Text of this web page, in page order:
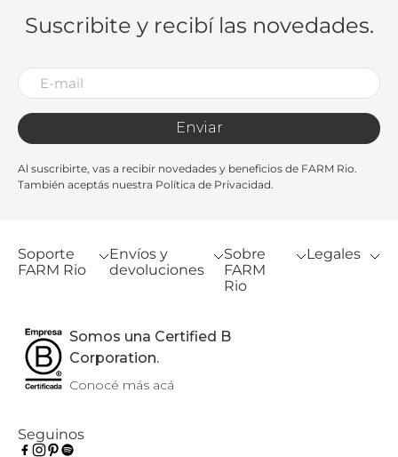
Suscribite y recibí las novedades.
Enviar
Al suscribirte, vas a recibir novedades y beneficios de FARM Rio.
También aceptás nuestra Política de Privacidad.
Soporte
FARM Rio
Envíos y
devoluciones
Sobre
FARM
Rio
Legales
Somos una Certified B
Corporation.
Conocé más acá
Seguinos